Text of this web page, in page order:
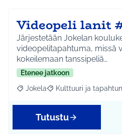
Videopeli lanit
Järjestetään Jokelan
videopelitapahtuma, missä
kokeilemaan tanssipeliä…
Etenee jatkoon
Rajaa tulokset aihepiirin
Jokela Rajaa tulokset
Kulttuuri ja
Tutustu